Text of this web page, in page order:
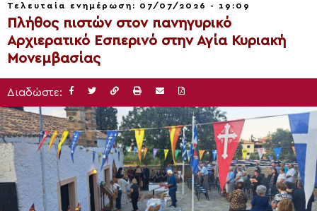
Τελευταία ενημέρωση: 07/07/2026 - 19:09
Πλήθος πιστών στον πανηγυρικό
Αρχιερατικό Εσπερινό στην Αγία Κυριακή
Μονεμβασίας
Διαδώστε: